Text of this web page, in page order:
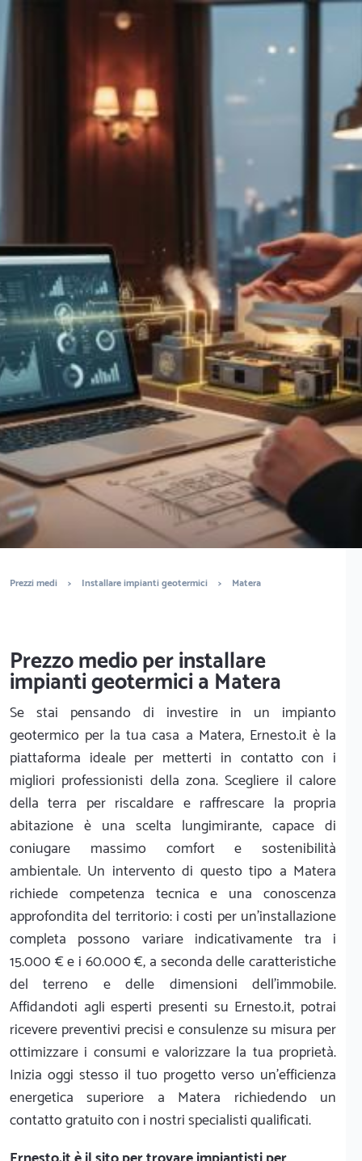
Quanto costa
installare impianti
geotermici a Matera?
Prezzi e tariffe 2026
Il costo medio per installare impianti
geotermici va da15000€ a 60000€
Vuoi sapere il prezzo preciso per installare impianti geotermici?
Ottieni preventivi gratuiti.
È completamente gratuito
Trova impiantisti
Prezzi medi > Installare impianti geotermici > Matera
Prezzo medio per installare
impianti geotermici a Matera
Se stai pensando di investire in un impianto
geotermico per la tua casa a Matera, Ernesto.it è la
piattaforma ideale per metterti in contatto con i
migliori professionisti della zona. Scegliere il calore
della terra per riscaldare e raffrescare la propria
abitazione è una scelta lungimirante, capace di
coniugare massimo comfort e sostenibilità
ambientale. Un intervento di questo tipo a Matera
richiede competenza tecnica e una conoscenza
approfondita del territorio: i costi per un’installazione
completa possono variare indicativamente tra i
15.000 € e i 60.000 €, a seconda delle caratteristiche
del terreno e delle dimensioni dell’immobile.
Affidandoti agli esperti presenti su Ernesto.it, potrai
ricevere preventivi precisi e consulenze su misura per
ottimizzare i consumi e valorizzare la tua proprietà.
Inizia oggi stesso il tuo progetto verso un'efficienza
energetica superiore a Matera richiedendo un
contatto gratuito con i nostri specialisti qualificati.